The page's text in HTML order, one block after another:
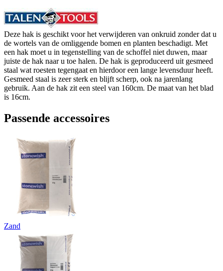
Deze hak is geschikt voor het verwijderen van onkruid zonder dat u
de wortels van de omliggende bomen en planten beschadigt. Met
een hak moet u in tegenstelling van de schoffel niet duwen, maar
juiste de hak naar u toe halen. De hak is geproduceerd uit gesmeed
staal wat roesten tegengaat en hierdoor een lange levensduur heeft.
Gesmeed staal is zeer sterk en blijft scherp, ook na jarenlang
gebruik. Aan de hak zit een steel van 160cm. De maat van het blad
is 16cm.
Passende accessoires
Zand